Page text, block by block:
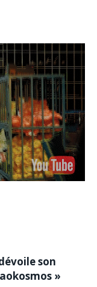
son
»